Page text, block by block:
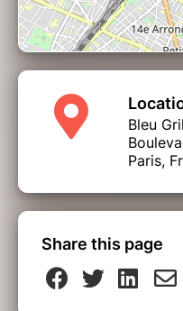
Bleu
Paris,
Share this page